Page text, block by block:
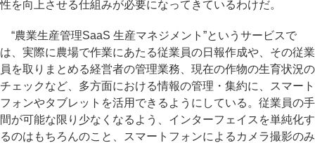
性を向上させる仕組みが必要になってきているわけだ。
“農業生産管理SaaS 生産マネジメント”というサービスで
は、実際に農場で作業にあたる従業員の日報作成や、その従業
員を取りまとめる経営者の管理業務、現在の作物の生育状況の
チェックなど、多方面における情報の管理・集約に、スマート
フォンやタブレットを活用できるようにしている。従業員の手
間が可能な限り少なくなるよう、インターフェイスを単純化す
るのはもちろんのこと、スマートフォンによるカメラ撮影のみ